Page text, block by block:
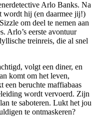
Arlo Banks. Na
wordt hij (en daarmee jij!)
om deel te nemen aan
Arlo’s eerste avontuur
treinreis, die al snel
volgt een diner, en
komt om het leven,
beruchte maffiabaas
wordt vervoerd. Zijn
te saboteren. Lukt het jou
te ontmaskeren?